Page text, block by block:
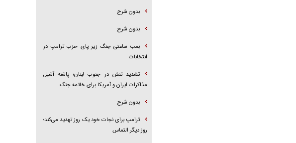
بدون شرح
بدون شرح
بمب ساعتی جنگ زیر پای حزب ترام‍پ در
انتخابات
تشدید تنش در جنوب لبنان؛ پاشنه آشیل
مذاکرات ایران و آمریکا برای خاتمه جنگ
بدون شرح
ترامپ برای نجات خود یک روز تهدید می‌کند؛
روز دیگر التماس